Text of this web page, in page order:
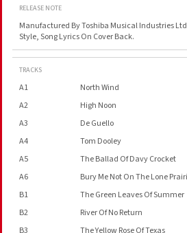
RELEASE NOTE
Manufactured By Toshiba Musical Industries
Style, Song Lyrics On Cover Back.
TRACKS
A1
North Wind
A2
High Noon
A3
De Guello
A4
Tom Dooley
A5
The Ballad Of Davy Crocket
A6
Bury Me Not On The Lone
B1
The Green Leaves Of Summer
B2
River Of No Return